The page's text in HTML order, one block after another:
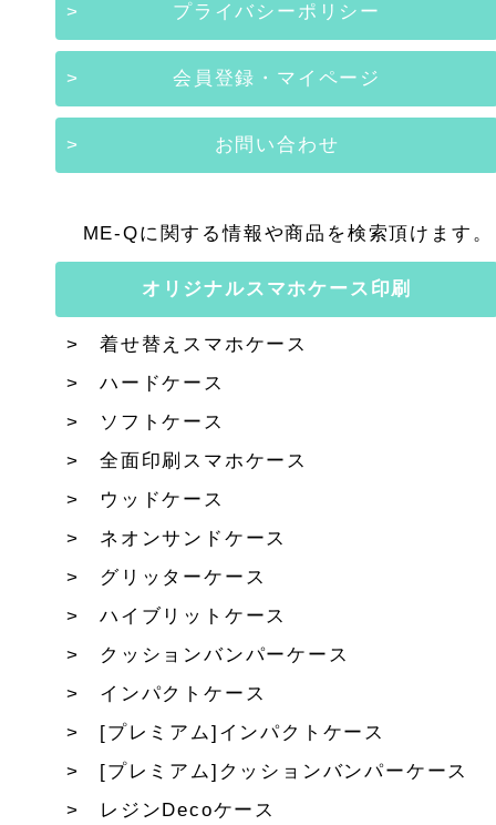
プライバシーポリシー
会員登録・マイページ
お問い合わせ
ME-Qに関する情報や商品を検索頂けます。
オリジナルスマホケース印刷
着せ替えスマホケース
ハードケース
ソフトケース
全面印刷スマホケース
ウッドケース
ネオンサンドケース
グリッターケース
ハイブリットケース
クッションバンパーケース
インパクトケース
[プレミアム]インパクトケース
[プレミアム]クッションバンパーケース
レジンDecoケース